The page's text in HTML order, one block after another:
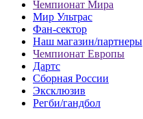
Чемпионат Мира
Мир Ультрас
Фан-cектор
Наш магазин/партнеры
Чемпионат Европы
Дартс
Сборная России
Эксклюзив
Регби/гандбол